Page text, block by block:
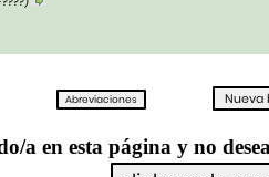
a en esta página y no